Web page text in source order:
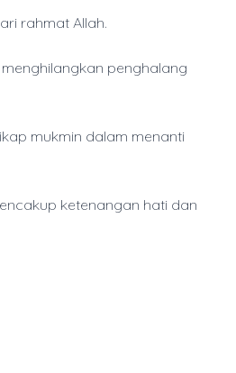
rahmat Allah.
penghalang
mukmin dalam menanti
ketenangan hati dan